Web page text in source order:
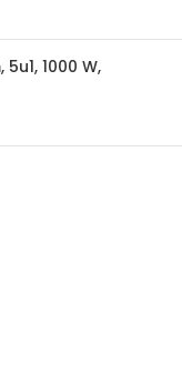
1000 W,